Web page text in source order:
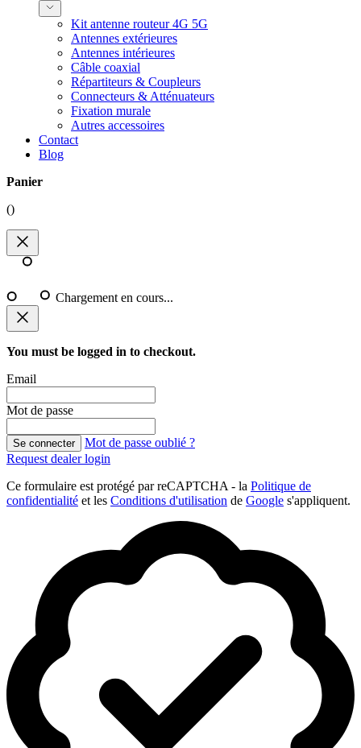
Kit antenne routeur 4G 5G
Antennes extérieures
Antennes intérieures
Câble coaxial
Répartiteurs & Coupleurs
Connecteurs & Atténuateurs
Fixation murale
Autres accessoires
Contact
Blog
Panier
()
Chargement en cours...
You must be logged in to checkout.
Email
Mot de passe
Se connecter
Mot de passe oublié ?
Request dealer login
Ce formulaire est protégé par reCAPTCHA - la Politique de
confidentialité et les Conditions d'utilisation de Google s'appliquent.